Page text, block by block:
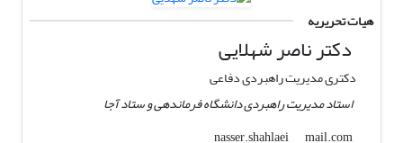
هیات تحریریه
دکتر ناصر شهلایی
دکتری مدیریت راهبردی دفاعی
استاد مدیریت راهبردی دانشگاه فرماندهی و ستاد آجا
nasser.shahlaei
mail.com